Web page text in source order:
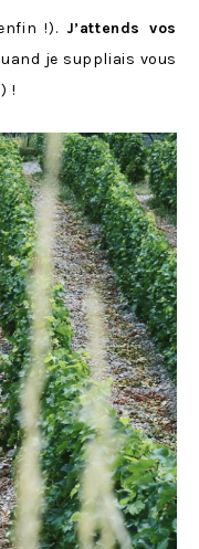
!). J’attends vos
je suppliais vous
!